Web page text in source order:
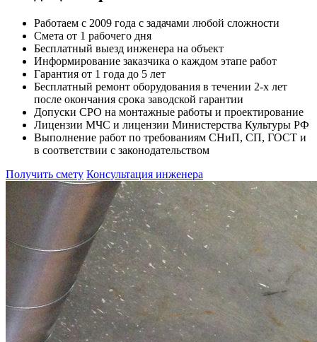
Работаем с 2009 года с задачами любой сложности
Смета от 1 рабочего дня
Бесплатный выезд инженера на объект
Информирование заказчика о каждом этапе работ
Гарантия от 1 года до 5 лет
Бесплатный ремонт оборудования в течении 2-х лет
после окончания срока заводской гарантии
Допуски СРО на монтажные работы и проектирование
Лицензии МЧС и лицензии Министерства Культуры РФ
Выполнение работ по требованиям СНиП, СП, ГОСТ и
в соответствии с законодательством
Получить смету Консультация инженера